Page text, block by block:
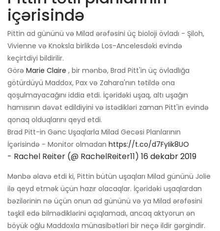
içərisində
Pittin ad gününü və Milad ərəfəsini üç bioloji övladı - Şiloh,
Vivienne və Knoksla birlikdə Los-Ancelesdəki evində
keçirtdiyi bildirilir.
Görə Marie Claire , bir mənbə, Brad Pitt'in üç övladlığa
götürdüyü Maddox, Pax və Zahara'nın tətildə ona
qoşulmayacağını iddia etdi. İçəridəki uşaq, altı uşağın
hamısının dəvət edildiyini və istədikləri zaman Pitt'in evində
qonaq olduqlarını qeyd etdi.
Brad Pitt-in Gənc Uşaqlarla Milad Gecəsi Planlarının
İçərisində - Monitor olmadan https://t.co/d7FyIik8UO
- Rachel Reiter (@ RachelReiter11) 16 dekabr 2019
Mənbə əlavə etdi ki, Pittin bütün uşaqları Milad gününü Jolie
ilə qeyd etmək üçün hazır olacaqlar. İçəridəki uşaqlardan
bəzilərinin nə üçün onun ad gününü və ya Milad ərəfəsini
təşkil edə bilmədiklərini açıqlamadı, ancaq aktyorun ən
böyük oğlu Maddoxla münasibətləri bir neçə ildir gərgindir.